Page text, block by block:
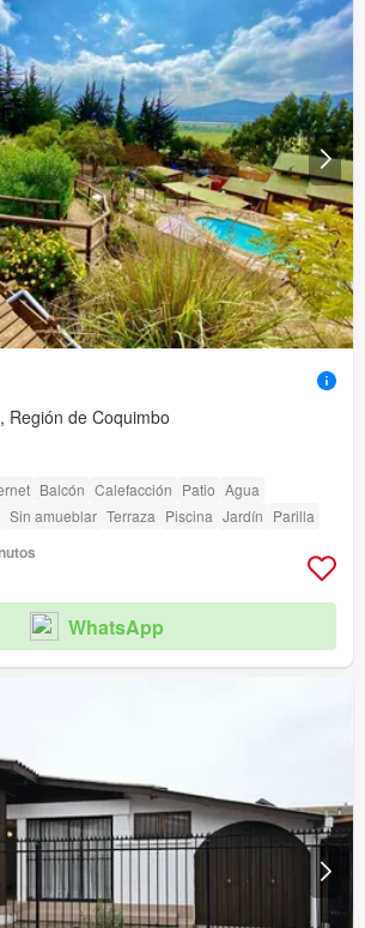
Región de Coquimbo
Balcón Calefacción Patio Agua
Sin amueblar Terraza Piscina Jardín Parilla
WhatsApp